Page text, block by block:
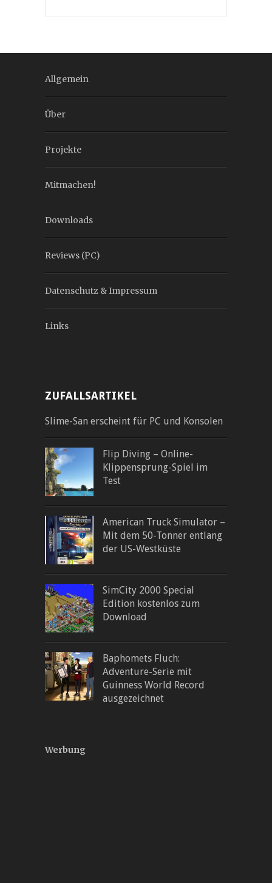
Allgemein
Über
Projekte
Mitmachen!
Downloads
Reviews (PC)
Datenschutz & Impressum
Links
ZUFALLSARTIKEL
Slime-San erscheint für PC und Konsolen
Flip Diving – Online-
Klippensprung-Spiel im
Test
American Truck Simulator –
Mit dem 50-Tonner entlang
der US-Westküste
SimCity 2000 Special
Edition kostenlos zum
Download
Baphomets Fluch:
Adventure-Serie mit
Guinness World Record
ausgezeichnet
Werbung